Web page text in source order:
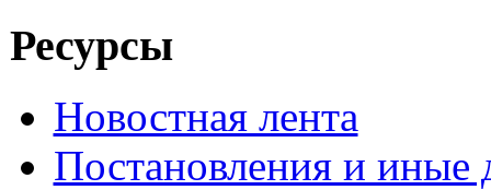
Ресурсы
Новостная лента
Постановления и иные